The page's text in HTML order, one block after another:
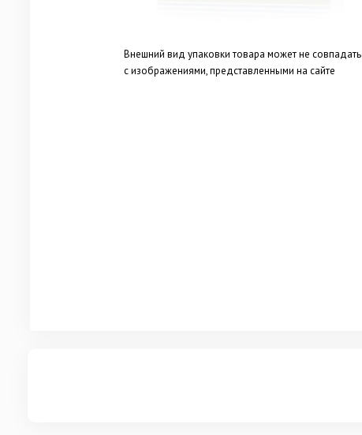
Внешний вид упаковки товара может не совпадать
с изображениями, представленными на сайте